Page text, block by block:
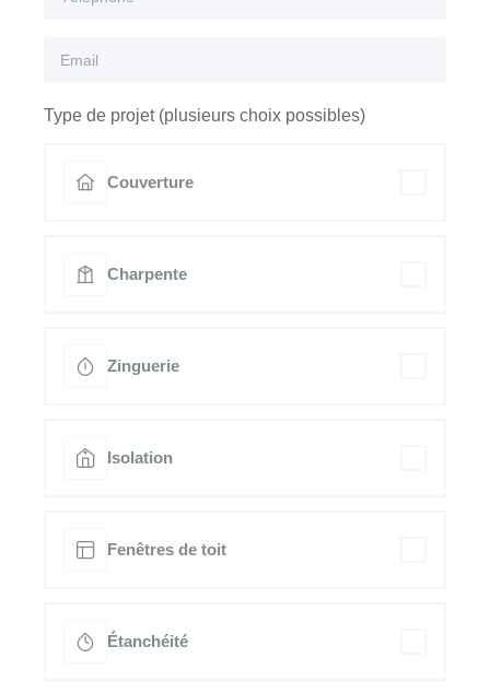
Type de projet (plusieurs choix possibles)
Couverture
Charpente
Zinguerie
Isolation
Fenêtres de toit
Étanchéité